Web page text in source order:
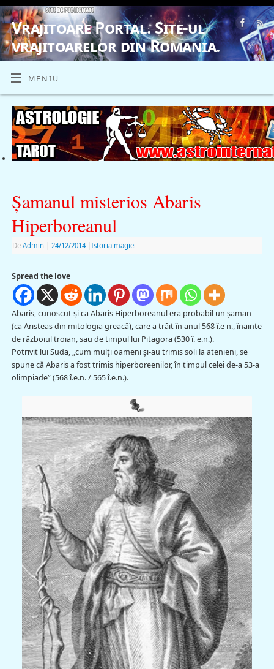
Vrajitoare Portal. Site-ul
vrajitoarelor din Romania.
VRAJITOARE, VRAJITOARELE, VRAJITOARE
MENIU
Şamanul misterios Abaris
Hiperboreanul
De Admin 24/12/2014 Istoria magiei
Spread the love
Abaris, cunoscut şi ca Abaris Hiperboreanul era probabil un șaman
(ca Aristeas din mitologia greacă), care a trăit în anul 568 î.e n., înainte
de războiul troian, sau de timpul lui Pitagora (530 î. e.n.).
Potrivit lui Suda, „cum mulți oameni şi-au trimis soli la atenieni, se
spune că Abaris a fost trimis hiperboreenilor, în timpul celei de-a 53-a
olimpiade” (568 î.e.n. / 565 î.e.n.).